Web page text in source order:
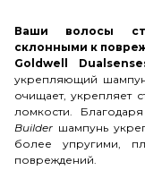
Ваши волосы
склонными к
Goldwell
укрепляющий
очищает, укрепляет
ломкости.
Builder шампунь
более упругими,
повреждений.